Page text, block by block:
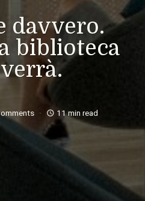
davvero.
biblioteca
access_time 11 min read